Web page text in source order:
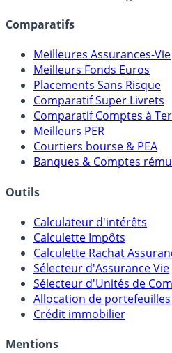
Comparatifs
Meilleures Assurances-Vie
Meilleurs Fonds Euros
Placements Sans Risque
Comparatif Super Livrets
Comparatif Comptes à
Meilleurs PER
Courtiers bourse & PEA
Banques & Comptes
Outils
Calculateur d'intérêts
Calculette Impôts
Calculette Rachat
Sélecteur d'Assurance Vie
Sélecteur d'Unités de
Allocation de portefeuilles
Crédit immobilier
Mentions